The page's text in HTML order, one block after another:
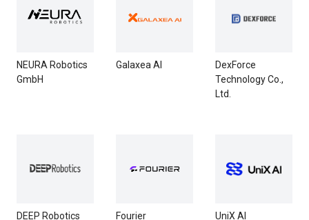
NEURA Robotics
GmbH
Galaxea AI
DexForce
Technology Co.,
Ltd.
DEEP Robotics Fourier UniX AI